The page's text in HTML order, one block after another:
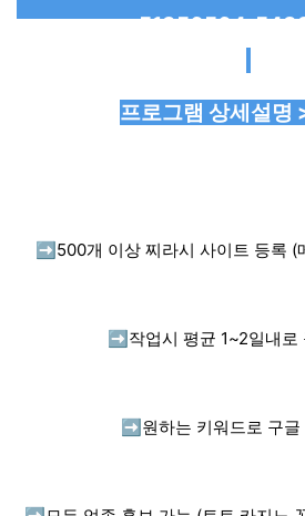
프로그램 상세설명
➡️ 500개 이상 찌라시 사이트 등록 (
➡️ 작업시 평균 1~2일내로
➡️ 원하는 키워드로 구